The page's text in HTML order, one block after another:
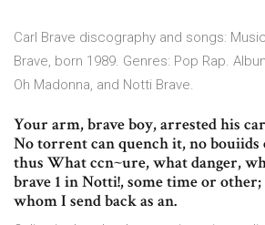
Carl Brave discography and songs:
Brave, born 1989. Genres: Pop Rap.
Oh Madonna, and Notti Brave.
Your arm, brave boy, arrested his
No torrent can quench it, no bouiids
thus What ccn~ure, what danger,
brave 1 in Notti!, some time or
whom I send back as an.